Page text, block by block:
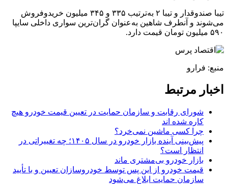
تیبا صندوقدار و تیبا ۲ به‌ترتیب ۳۳۵ و ۳۴۵ میلیون خریدوفروش
می‌شوند و آنطرف شاهین به‌عنوان گران‌ترین سواری داخلی سایپا
۵۹۰ میلیون تومان قیمت دارد.
منبع: فرارو
اخبار مرتبط
شورای رقابت و سازمان حمایت در تعیین قیمت خودرو هیچ
کاره شده اند
چرا کسی ماشین نمی‌خرد؟
پیش‌بینی آینده بازار خودرو در سال ۱۴۰۵؛ چه تغییراتی در
انتظار است؟
بازار خودرو بی‌مشتری ماند
قیمت خودرو از این پس توسط خودروسازان تعیین و با تأیید
سازمان حمایت ابلاغ می‌شود